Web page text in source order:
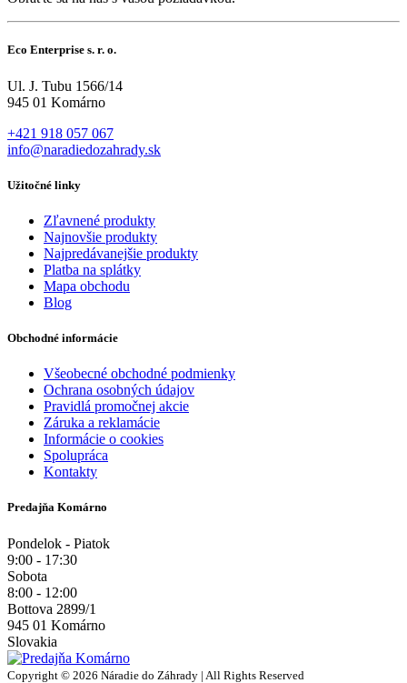
Eco Enterprise s. r. o.
Ul. J. Tubu 1566/14
945 01 Komárno
+421 918 057 067
info@naradiedozahrady.sk
Užitočné linky
Zľavnené produkty
Najnovšie produkty
Najpredávanejšie produkty
Platba na splátky
Mapa obchodu
Blog
Obchodné informácie
Všeobecné obchodné podmienky
Ochrana osobných údajov
Pravidlá promočnej akcie
Záruka a reklamácie
Informácie o cookies
Spolupráca
Kontakty
Predajňa Komárno
Pondelok - Piatok
9:00 - 17:30
Sobota
8:00 - 12:00
Bottova 2899/1
945 01 Komárno
Slovakia
Copyright © 2026 Náradie do Záhrady | All Rights Reserved